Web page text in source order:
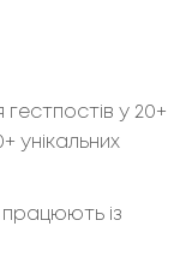
у 20+
унікальних
працюють із